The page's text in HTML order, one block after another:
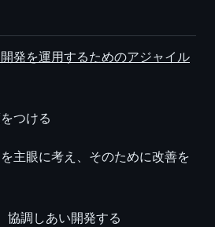
発を運用するためのアジャイル
つける
主眼に考え、そのために改善を
協調しあい開発する